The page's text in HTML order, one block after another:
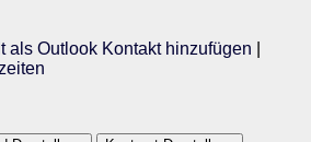
als Outlook Kontakt hinzufügen